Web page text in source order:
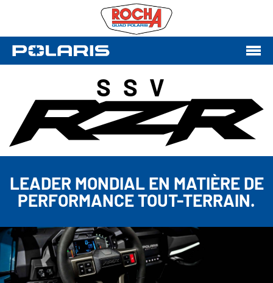
SSV
LEADER MONDIAL EN MATIÈRE DE
PERFORMANCE TOUT-TERRAIN.